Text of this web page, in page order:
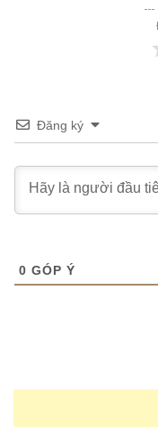
Đăng ký
0 GÓP Ý